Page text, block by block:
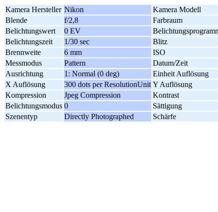
Kamera Hersteller Nikon
Kamera Modell
Blende
f/2,8
Farbraum
Belichtungswert
0 EV
Belichtungszeit
1/30 sec
Blitz
Brennweite
6 mm
ISO
Messmodus
Pattern
Datum/Zeit
Ausrichtung
1: Normal (0 deg)
Einheit Auflösung
X Auflösung
300 dots per ResolutionUnit Y Auflösung
Kompression
Jpeg Compression
Kontrast
Belichtungsmodus 0
Sättigung
Szenentyp
Directly Photographed Schärfe